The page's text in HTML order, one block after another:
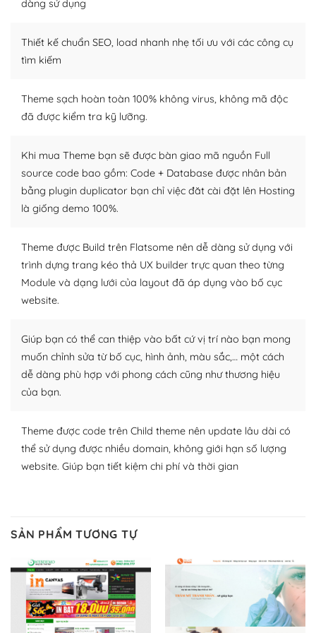
– Sở hữu một cộng đồng lớn, sẵn sàng hỗ trợ
khổng lồ được kiểm duyệt bởi các nhân viên và những
người cuồng tín WordPress.
kiếm những cộng đồng WordPress, họ sẽ giúp bạn trả
lời, giải đáp vấn đề của bạn.
Cộng đồng sử dụng WordPress sẵn sàng hỗ trợ bạn
Plugin mở rộng là thành phần cài đặt thêm vào
WordPress để tăng thêm các tính năng cần thiết. Có
nhiều plugin trả phí hoặc miễn phí.
plugin của WordPress rất phong phú. Bạn có thể thỏa
thích chọn lựa plugin và themes phù hợp cho mục đích
lập website của mình.
– Dễ sử dụng
Với mọi Hosting bất kỳ thì WordPress đều có thể dễ
Và bạn có toàn quyền tự do khi quyết định nơi lưu trữ
trang web WordPress của bạn.
Dễ dàng lựa chọn Hosting cho website WordPress
– Bảo mật cực tốt
dàng sử dụng
Thiết kế chuẩn SEO, load nhanh nhẹ tối ưu với các công cụ
tìm kiếm
Theme sạch hoàn toàn 100% không virus, không mã độc
đã được kiểm tra kỹ lưỡng.
Khi mua Theme bạn sẽ được bàn giao mã nguồn Full
source code bao gồm: Code + Database được nhân bản
bằng plugin duplicator bạn chỉ việc đăt cài đặt lên Hosting
là giống demo 100%.
Theme được Build trên Flatsome nên dễ dàng sử dụng với
trình dựng trang kéo thả UX builder trực quan theo từng
Module và dạng lưới của layout đã áp dụng vào bố cục
website.
Giúp bạn có thể can thiệp vào bất cứ vị trí nào bạn mong
muốn chỉnh sửa từ bố cục, hình ảnh, màu sắc,… một cách
dễ dàng phù hợp với phong cách cũng như thương hiệu
của bạn.
Theme được code trên Child theme nên update lâu dài có
thể sử dụng được nhiều domain, không giới hạn số lượng
website. Giúp bạn tiết kiệm chi phí và thời gian
SẢN PHẨM TƯƠNG TỰ